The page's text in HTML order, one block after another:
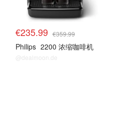
€235.99 €359.99
Philips 2200 浓缩咖啡机
@dealmoon.de